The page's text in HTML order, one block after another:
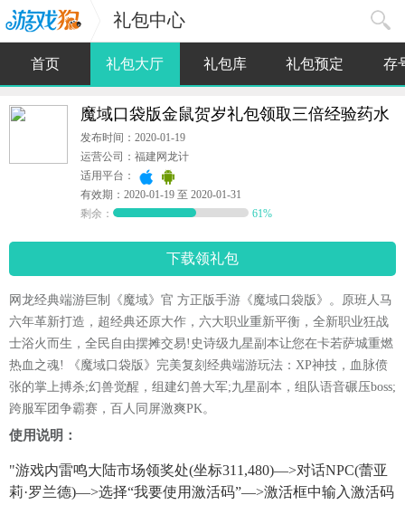
礼包中心
首页 礼包大厅 礼包库 礼包预定 存
魔域口袋版金鼠贺岁礼包领取三倍经验药水
发布时间：2020-01-19
运营公司：福建网龙计
适用平台：
有效期：2020-01-19 至 2020-01-31
剩余：
61%
下载领礼包
网龙经典端游巨制《魔域》官 方正版手游《魔域口袋版》。原班人马
六年革新打造，超经典还原大作，六大职业重新平衡，全新职业狂战
士浴火而生，全民自由摆摊交易!史诗级九星副本让您在卡若萨城重燃
热血之魂! 《魔域口袋版》完美复刻经典端游玩法：XP神技，血脉偾
张的掌上搏杀;幻兽觉醒，组建幻兽大军;九星副本，组队语音碾压boss;
跨服军团争霸赛，百人同屏激爽PK。
使用说明：
"游戏内雷鸣大陆市场领奖处(坐标311,480)—>对话NPC(蕾亚
莉·罗兰德)—>选择“我要使用激活码”—>激活框中输入激活码